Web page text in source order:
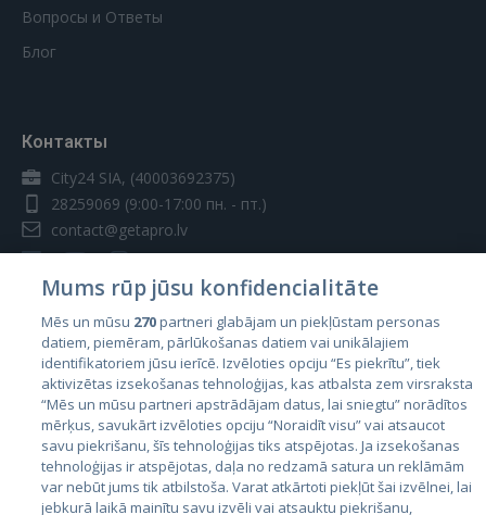
Вопросы и Ответы
Блог
Контакты
City24 SIA, (40003692375)
28259069 (9:00-17:00 пн. - пт.)
contact@getapro.lv
Страны
Эстония
Латвия
Литва
Mums rūp jūsu konfidencialitāte
Mēs un mūsu 270partneri glabājam un piekļūstam personas
datiem, piemēram, pārlūkošanas datiem vai unikālajiem
identifikatoriem jūsu ierīcē. Izvēloties opciju “Es piekrītu”, tiek
aktivizētas izsekošanas tehnoloģijas, kas atbalsta zem virsraksta
“Mēs un mūsu partneri apstrādājam datus, lai sniegtu” norādītos
mērķus, savukārt izvēloties opciju “Noraidīt visu” vai atsaucot
savu piekrišanu, šīs tehnoloģijas tiks atspējotas. Ja izsekošanas
tehnoloģijas ir atspējotas, daļa no redzamā satura un reklāmām
var nebūt jums tik atbilstoša. Varat atkārtoti piekļūt šai izvēlnei, lai
jebkurā laikā mainītu savu izvēli vai atsauktu piekrišanu,